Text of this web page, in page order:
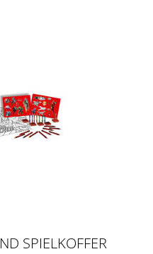
SPIELKOFFER